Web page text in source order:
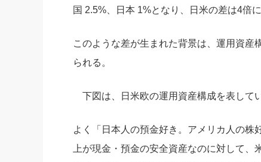
国 2.5%、日本 1%となり、日米の差は4倍に
このような差が生まれた背景は、運用資産
られる。
下図は、日米欧の運用資産構成を表してい
よく「日本人の預金好き。アメリカ人の株
上が現金・預金の安全資産なのに対して